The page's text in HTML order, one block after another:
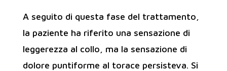
A seguito di questa fase del trattamento,
la paziente ha riferito una sensazione di
leggerezza al collo, ma la sensazione di
dolore puntiforme al torace persisteva. Si